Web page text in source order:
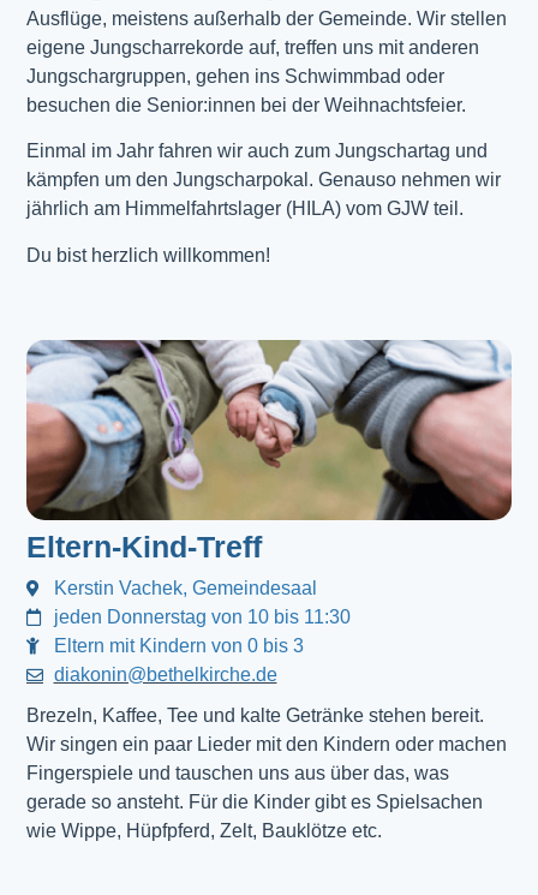
Ausflüge, meistens außerhalb der Gemeinde. Wir stellen
eigene Jungscharrekorde auf, treffen uns mit anderen
Jungschargruppen, gehen ins Schwimmbad oder
besuchen die Senior:innen bei der Weihnachtsfeier.
Einmal im Jahr fahren wir auch zum Jungschartag und
kämpfen um den Jungscharpokal. Genauso nehmen wir
jährlich am Himmelfahrtslager (HILA) vom GJW teil.
Du bist herzlich willkommen!
Eltern-Kind-Treff
Kerstin Vachek, Gemeindesaal
jeden Donnerstag von 10 bis 11:30
Eltern mit Kindern von 0 bis 3
diakonin@bethelkirche.de
Brezeln, Kaffee, Tee und kalte Getränke stehen bereit.
Wir singen ein paar Lieder mit den Kindern oder machen
Fingerspiele und tauschen uns aus über das, was
gerade so ansteht. Für die Kinder gibt es Spielsachen
wie Wippe, Hüpfpferd, Zelt, Bauklötze etc.